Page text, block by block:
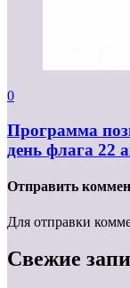
0
Программа
день флага 22
Отправить
Для отправки
Свежие